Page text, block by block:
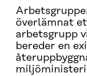
överlämnat
arbetsgrupp
bereder en